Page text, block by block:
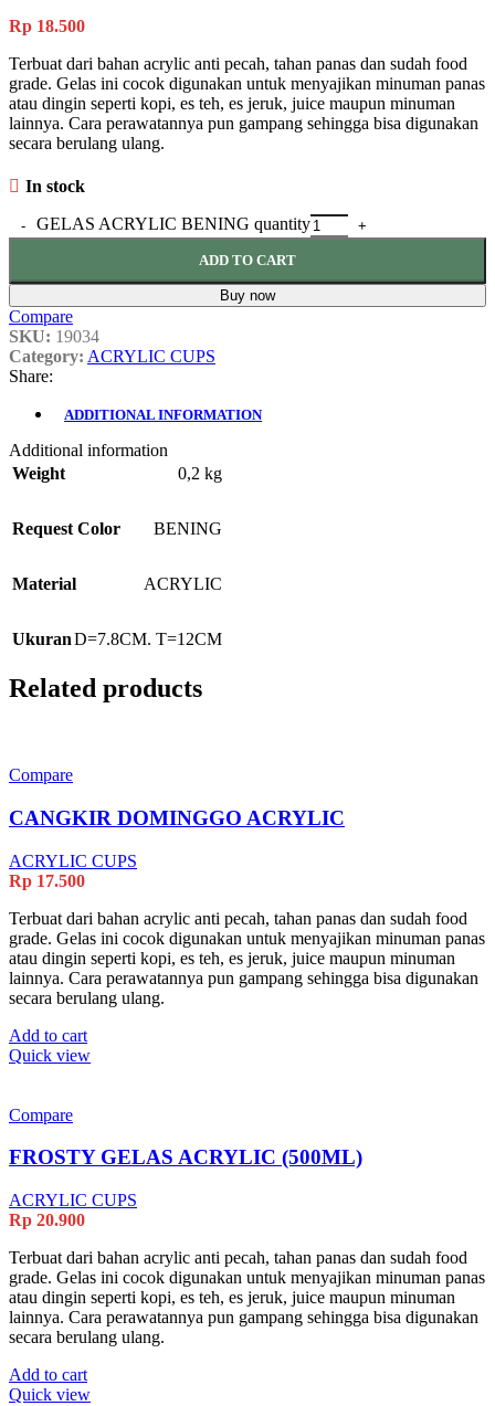
Rp 18.500
Terbuat dari bahan acrylic anti pecah, tahan panas dan sudah food
grade. Gelas ini cocok digunakan untuk menyajikan minuman panas
atau dingin seperti kopi, es teh, es jeruk, juice maupun minuman
lainnya. Cara perawatannya pun gampang sehingga bisa digunakan
secara berulang ulang.
In stock
GELAS ACRYLIC BENING quantity
ADD TO CART
Buy now
Compare
SKU: 19034
Category: ACRYLIC CUPS
Share:
ADDITIONAL INFORMATION
Additional information
Weight
0,2 kg
Request Color BENING
Material ACRYLIC
UkuranD=7.8CM. T=12CM
Related products
Compare
CANGKIR DOMINGGO ACRYLIC
ACRYLIC CUPS
Rp 17.500
Terbuat dari bahan acrylic anti pecah, tahan panas dan sudah food
grade. Gelas ini cocok digunakan untuk menyajikan minuman panas
atau dingin seperti kopi, es teh, es jeruk, juice maupun minuman
lainnya. Cara perawatannya pun gampang sehingga bisa digunakan
secara berulang ulang.
Add to cart
Quick view
Compare
FROSTY GELAS ACRYLIC (500ML)
ACRYLIC CUPS
Rp 20.900
Terbuat dari bahan acrylic anti pecah, tahan panas dan sudah food
grade. Gelas ini cocok digunakan untuk menyajikan minuman panas
atau dingin seperti kopi, es teh, es jeruk, juice maupun minuman
lainnya. Cara perawatannya pun gampang sehingga bisa digunakan
secara berulang ulang.
Add to cart
Quick view